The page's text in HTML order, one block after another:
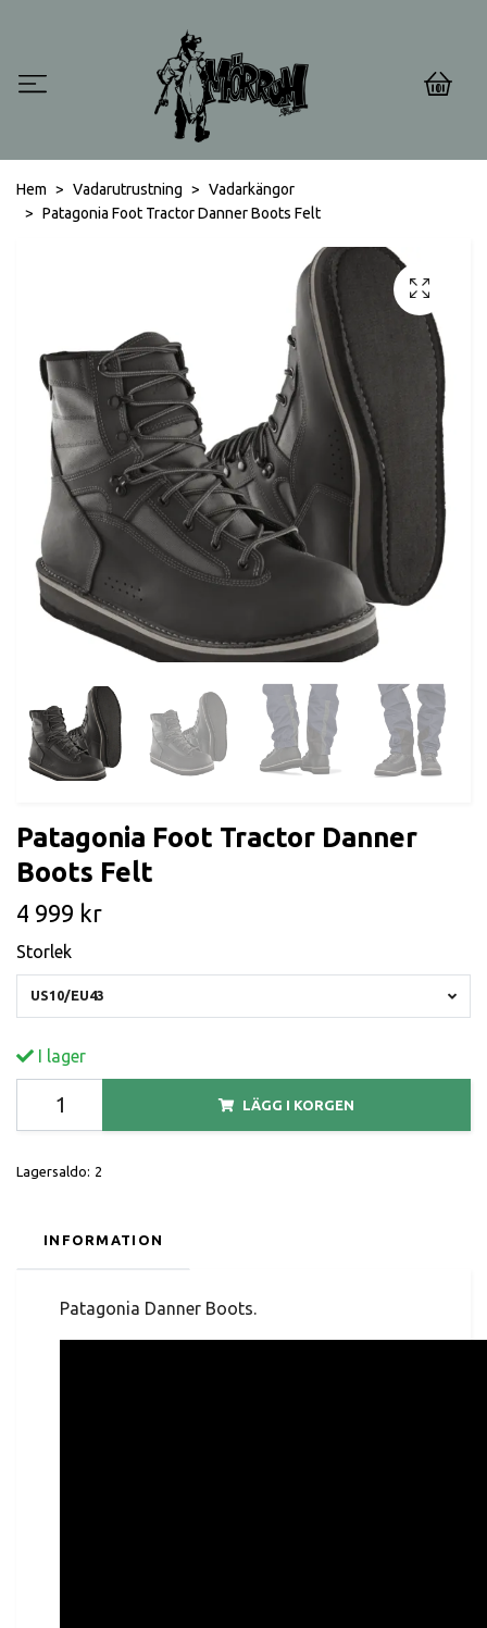
0
Hem Vadarutrustning
Vadarkängor
Patagonia Foot Tractor Danner Boots Felt
Patagonia Foot Tractor Danner
Boots Felt
4 999 kr
Storlek
US10/EU43
I lager
LÄGG I KORGEN
Lagersaldo: 2
INFORMATION
Patagonia Danner Boots.